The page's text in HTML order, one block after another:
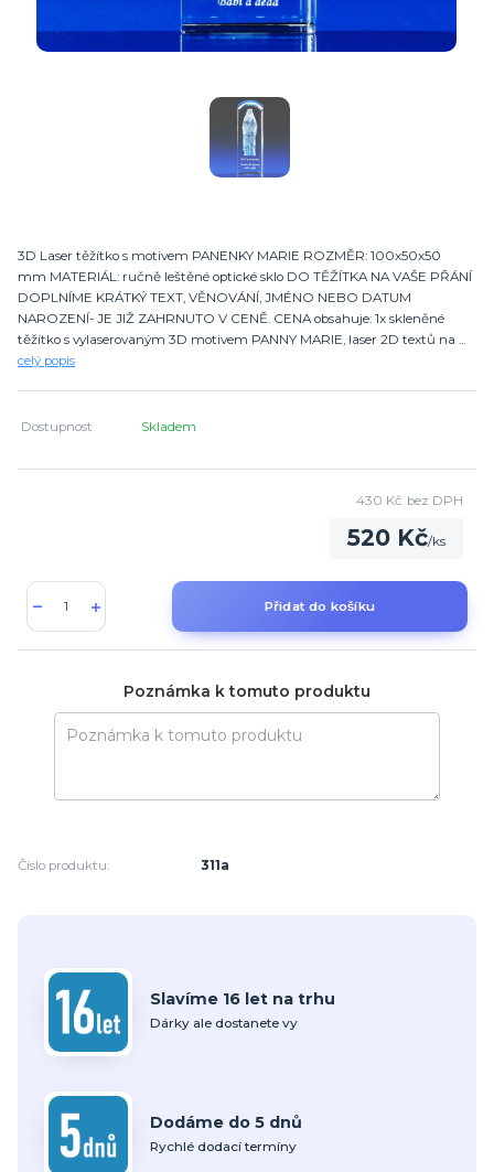
3D Laser těžítko s motivem PANENKY MARIE ROZMĚR: 100x50x50
mm MATERIÁL: ručně leštěné optické sklo DO TĚŽÍTKA NA VAŠE PŘÁNÍ
DOPLNÍME KRÁTKÝ TEXT, VĚNOVÁNÍ, JMÉNO NEBO DATUM
NAROZENÍ- JE JIŽ ZAHRNUTO V CENĚ. CENA obsahuje: 1x skleněné
těžítko s vylaserovaným 3D motivem PANNY MARIE, laser 2D textů na ...
celý popis
Dostupnost Skladem
520 Kč/ks
430 Kč bez DPH
Přidat do košíku
Poznámka k tomuto produktu
Číslo produktu: 311a
Slavíme 16 let na trhu
Dárky ale dostanete vy
Dodáme do 5 dnů
Rychlé dodací termíny